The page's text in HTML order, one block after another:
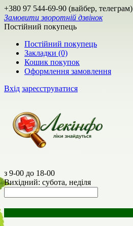
+380 97 544-69-90 (вайбер, телеграм)
Замовити зворотній дзвінок
Постійний покупець
Постійний покупець
Закладки (0)
Кошик покупок
Оформлення замовлення
Вхід зареєструватися
з 9-00 до 18-00
Вихідний: субота, неділя